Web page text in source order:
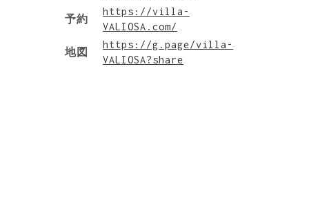
予約
https://villa-
VALIOSA.com/
地図
https://g.page/villa-
VALIOSA?share